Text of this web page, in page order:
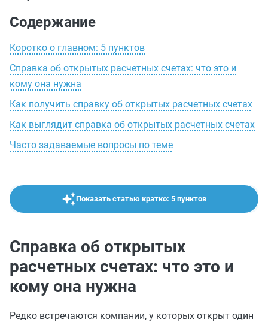
Содержание
Коротко о главном: 5 пунктов
Справка об открытых расчетных счетах: что это и
кому она нужна
Как получить справку об открытых расчетных счетах
Как выглядит справка об открытых расчетных счетах
Часто задаваемые вопросы по теме
Показать статью кратко: 5 пунктов
Справка об открытых
расчетных счетах: что это и
кому она нужна
Редко встречаются компании, у которых открыт один